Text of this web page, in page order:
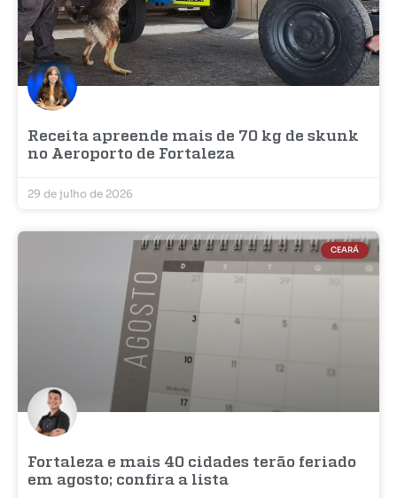
Receita apreende mais de 70 kg de skunk
no Aeroporto de Fortaleza
29 de julho de 2026
CEARÁ
Fortaleza e mais 40 cidades terão feriado
em agosto; confira a lista